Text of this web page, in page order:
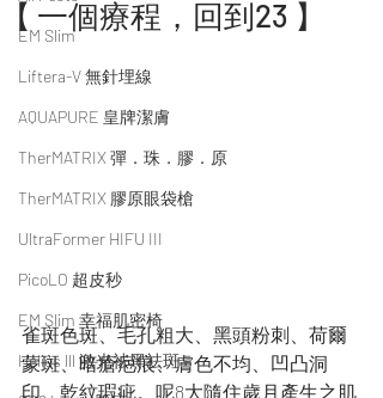
EM Slim
Liftera-V 無針埋線
AQUAPURE 皇牌潔膚
TherMATRIX 彈．珠．膠．原
TherMATRIX 膠原眼袋槍
UltraFormer HIFU III
PicoLO 超皮秒
EM Slim 幸福肌密椅
Helios lll 激光祛黑祛斑
【 一個療程，回到23 】
雀斑色斑、毛孔粗大、黑頭粉刺、荷爾
蒙斑、暗瘡疤痕、膚色不均、凹凸洞
印、乾紋瑕疵。呢8大隨住歲月產生之肌